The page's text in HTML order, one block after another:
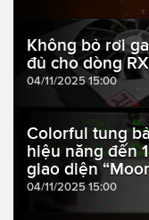
Không bỏ rơi
đủ cho dòng
04/11/2025 15:00
Colorful tung
hiệu năng đến
giao diện
04/11/2025 15:00